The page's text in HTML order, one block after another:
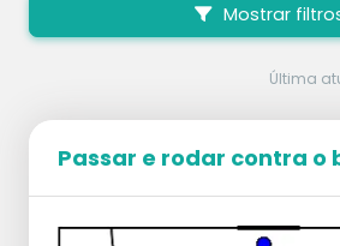
Mostrar
Última
Passar e rodar contra o